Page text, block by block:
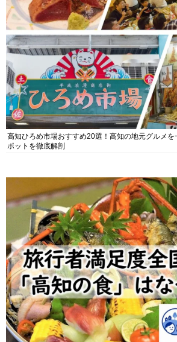
高知ひろめ市場おすすめ20選！高知の地元グルメ
ポットを徹底解剖